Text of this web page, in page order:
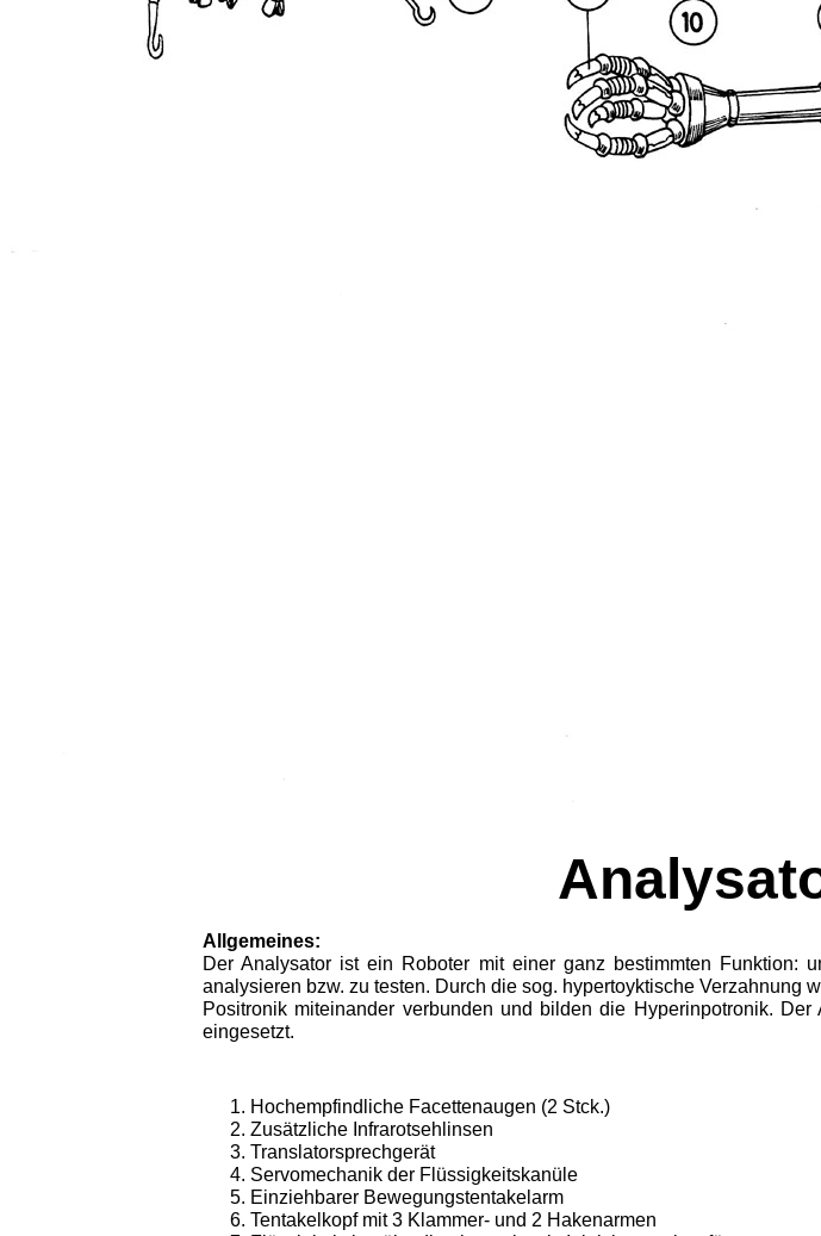
Allgemeines:
Der Analysator ist ein Roboter mit einer ganz bestimm­ten Funktion:
analysieren bzw. zu te­sten. Durch die sog. hypertoyktische
Positronik miteinander verbunden und bilden die Hyperinpotronik.
einge­setzt.
Hochempfindliche Facettenaugen (2 Stck.)
Zusätzliche Infrarotsehlinsen
Translatorsprechgerät
Servomechanik der Flüssigkeitskanüle
Einziehbarer Bewegungstentakelarm
Tentakelkopf mit 3 Klammer- und 2 Hakenarmen